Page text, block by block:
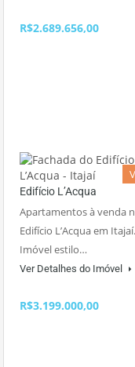
R$2.689.656,00
Edifício L’Acqua
Apartamentos à venda
Edifício L’Acqua em Itajaí.
Imóvel estilo…
Ver Detalhes do Imóvel
R$3.199.000,00